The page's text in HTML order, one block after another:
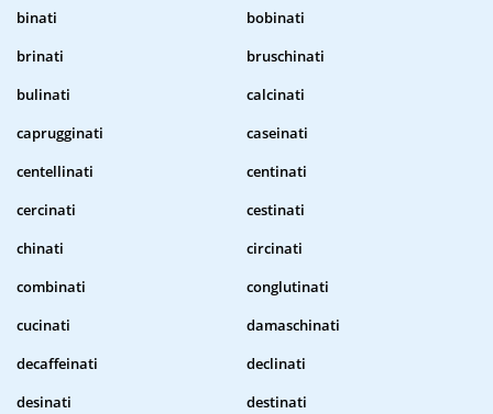
binati
bobinati
brinati
bruschinati
bulinati
calcinati
caprugginati
caseinati
centellinati
centinati
cercinati
cestinati
chinati
circinati
combinati
conglutinati
cucinati
damaschinati
decaffeinati
declinati
desinati
destinati